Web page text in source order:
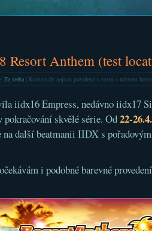
Resort Anthem (test
, Ze světa| Komentáře nejsou povolenéu textu s názvem
iidx16 Empress, nedávno iidx17
skvělé série. Od22-
na další beatmanii IIDX s
i podobné barevné